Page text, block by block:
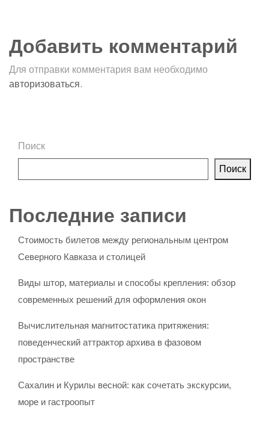
Добавить комментарий
Для отправки комментария вам необходимо
авторизоваться.
Поиск
Поиск
Последние записи
Стоимость билетов между региональным центром
Северного Кавказа и столицей
Виды штор, материалы и способы крепления: обзор
современных решений для оформления окон
Вычислительная магнитостатика притяжения:
поведенческий аттрактор архива в фазовом
пространстве
Сахалин и Курилы весной: как сочетать экскурсии,
море и гастроопыт